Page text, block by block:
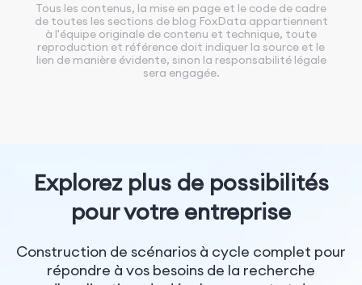
Tous les contenus, la mise en page et le code de cadre
de toutes les sections de blog FoxData appartiennent
à l'équipe originale de contenu et technique, toute
reproduction et référence doit indiquer la source et le
lien de manière évidente, sinon la responsabilité légale
sera engagée.
Explorez plus de possibilités
pour votre entreprise
Construction de scénarios à cycle complet pour
répondre à vos besoins de la recherche